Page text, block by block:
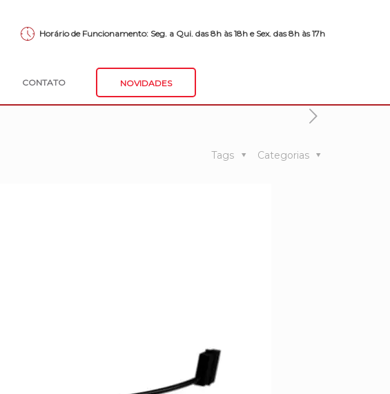
Horário de Funcionamento: Seg. a Qui. das 8h às 18h e Sex. das 8h às 17h
CONTATO NOVIDADES
Categorias
Tags